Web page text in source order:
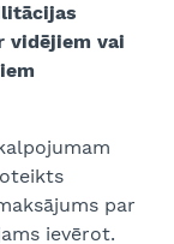
vidējiem vai
par
ievērot.